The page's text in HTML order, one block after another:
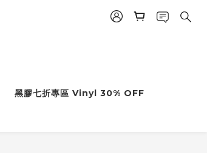
黑膠七折專區 Vinyl 30% OFF